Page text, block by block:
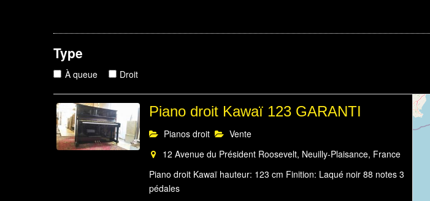
Type
À queue Droit
Piano droit Kawaï 123 GARANTI
Pianos droit
Vente
12 Avenue du Président Roosevelt, Neuilly-Plaisance, France
Piano droit Kawaï hauteur: 123 cm Finition: Laqué noir 88 notes 3
pédales